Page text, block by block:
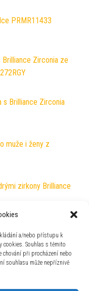
a/nebo přístupu k
cookies. Souhlas s těmito
chování při procházení nebo
souhlasu může nepříznivě
PRMR11433
Zirconia ze
s Brilliance Zirconia
muže i ženy z
zirkony Brilliance
v provedení se